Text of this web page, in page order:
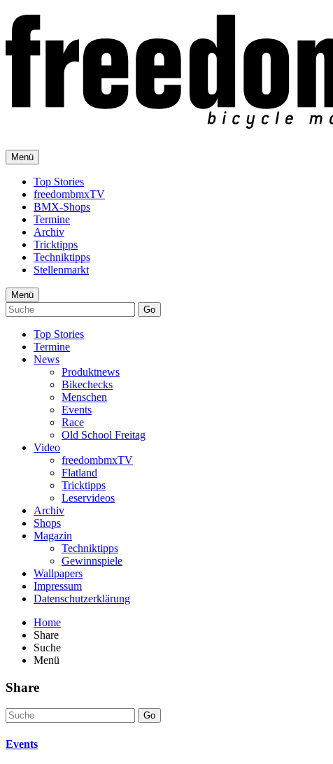
Menü
Top Stories
freedombmxTV
BMX-Shops
Termine
Archiv
Tricktipps
Techniktipps
Stellenmarkt
Menü
Go
Top Stories
Termine
News
Produktnews
Bikechecks
Menschen
Events
Race
Old School Freitag
Video
freedombmxTV
Flatland
Tricktipps
Leservideos
Archiv
Shops
Magazin
Techniktipps
Gewinnspiele
Wallpapers
Impressum
Datenschutzerklärung
Home
Share
Suche
Menü
Share
Go
Events